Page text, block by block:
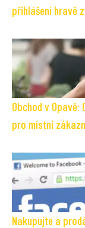
přihlášení hravě
Obchod v
pro místní
Nakupujte a